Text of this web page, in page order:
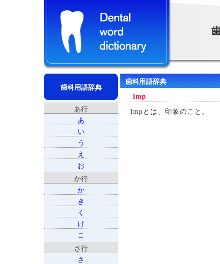
歯科用語辞典
あ行
あ
い
う
え
お
か行
か
き
く
け
こ
さ行
さ
歯科用語辞典
Imp
Impとは、印象のこと。